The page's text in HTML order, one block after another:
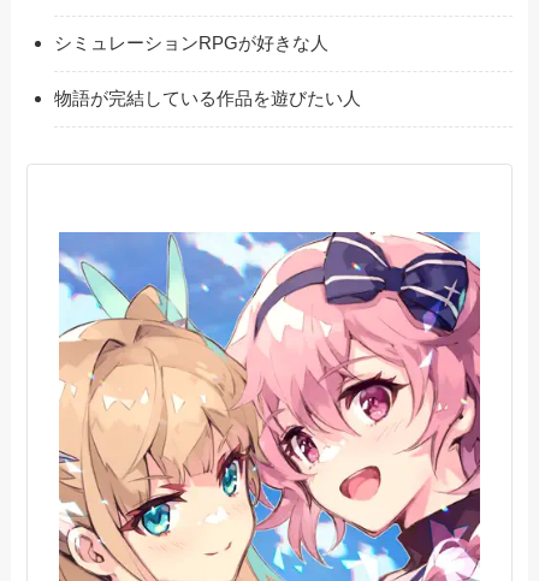
シミュレーションRPGが好きな人
物語が完結している作品を遊びたい人